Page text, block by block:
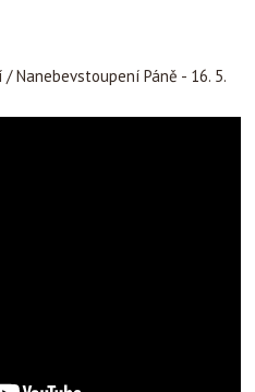
Nanebevstoupení Páně - 16. 5.